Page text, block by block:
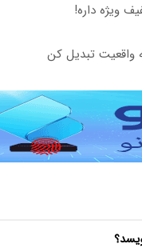
ویژه داره!
واقعیت تبدیل کن